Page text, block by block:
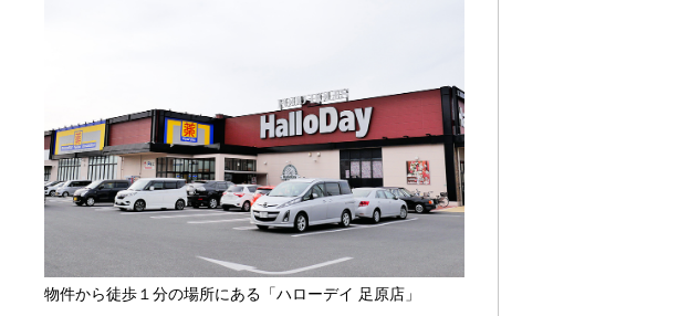
物件から徒歩１分の場所にある「ハローデイ 足原店」